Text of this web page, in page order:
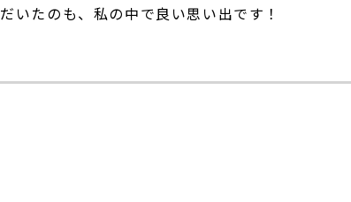
いたのも、私の中で良い思い出です！